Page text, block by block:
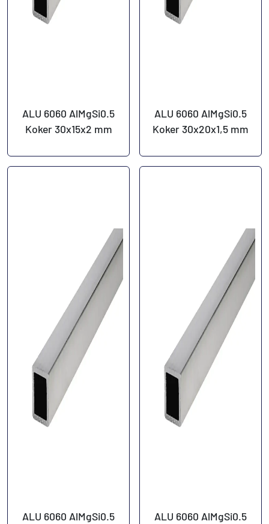
ALU 6060 AlMgSi0.5
Koker 30x15x2 mm
ALU 6060 AlMgSi0.5
Koker 30x20x1,5 mm
ALU 6060 AlMgSi0.5
ALU 6060 AlMgSi0.5